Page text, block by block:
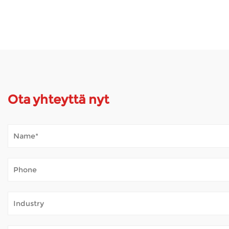
Ota yhteyttä nyt
Kuinka Mobility Scooter kestää ulkosää?
raitista ilmaa – ilman jatkuvaa väsymystä. Kun skootteria